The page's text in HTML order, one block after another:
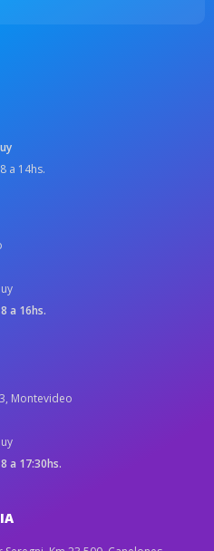
a 14hs.
a 16hs.
Montevideo
a 17:30hs.